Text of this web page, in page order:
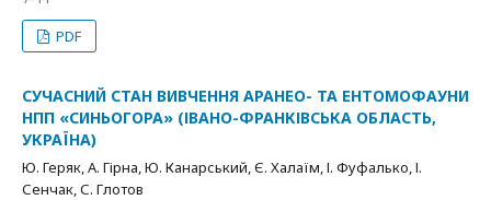
PDF
СУЧАСНИЙ СТАН ВИВЧЕННЯ АРАНЕО- ТА ЕНТОМОФАУНИ
НПП «СИНЬОГОРА» (ІВАНО-ФРАНКІВСЬКА ОБЛАСТЬ,
УКРАЇНА)
Ю. Геряк, А. Гірна, Ю. Канарський, Є. Халаїм, І. Фуфалько, І.
Сенчак, С. Глотов